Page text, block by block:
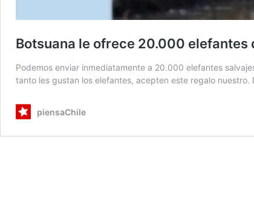
Botsuana le ofrece 20.000 elefantes
Podemos enviar inmediatamente a 20.000 elefantes
tanto les gustan los elefantes, acepten este regalo
piensaChile